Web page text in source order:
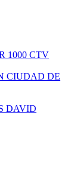
1000 CTV
CIUDAD DE
DAVID